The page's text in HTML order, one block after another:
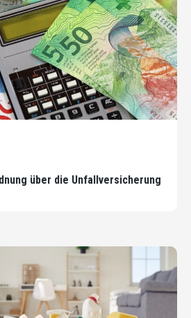
über die Unfallversicherung